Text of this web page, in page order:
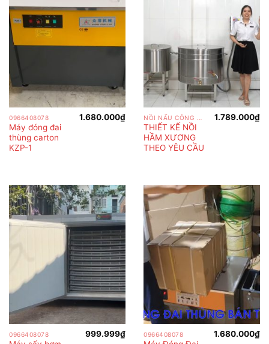
0966408078
Máy đóng đai
thùng carton
KZP-1
1.680.000₫
THIẾT KẾ NỒI
HẦM XƯƠNG
THEO YÊU CẦU
1.789.000₫
0966408078 999.999₫ 0966408078 1.680.000₫